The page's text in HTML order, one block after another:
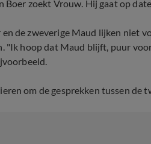
Boer zoekt Vrouw. Hij gaat op
de zweverige Maud lijken niet
"Ik hoop dat Maud blijft, puur
om de gesprekken tussen de